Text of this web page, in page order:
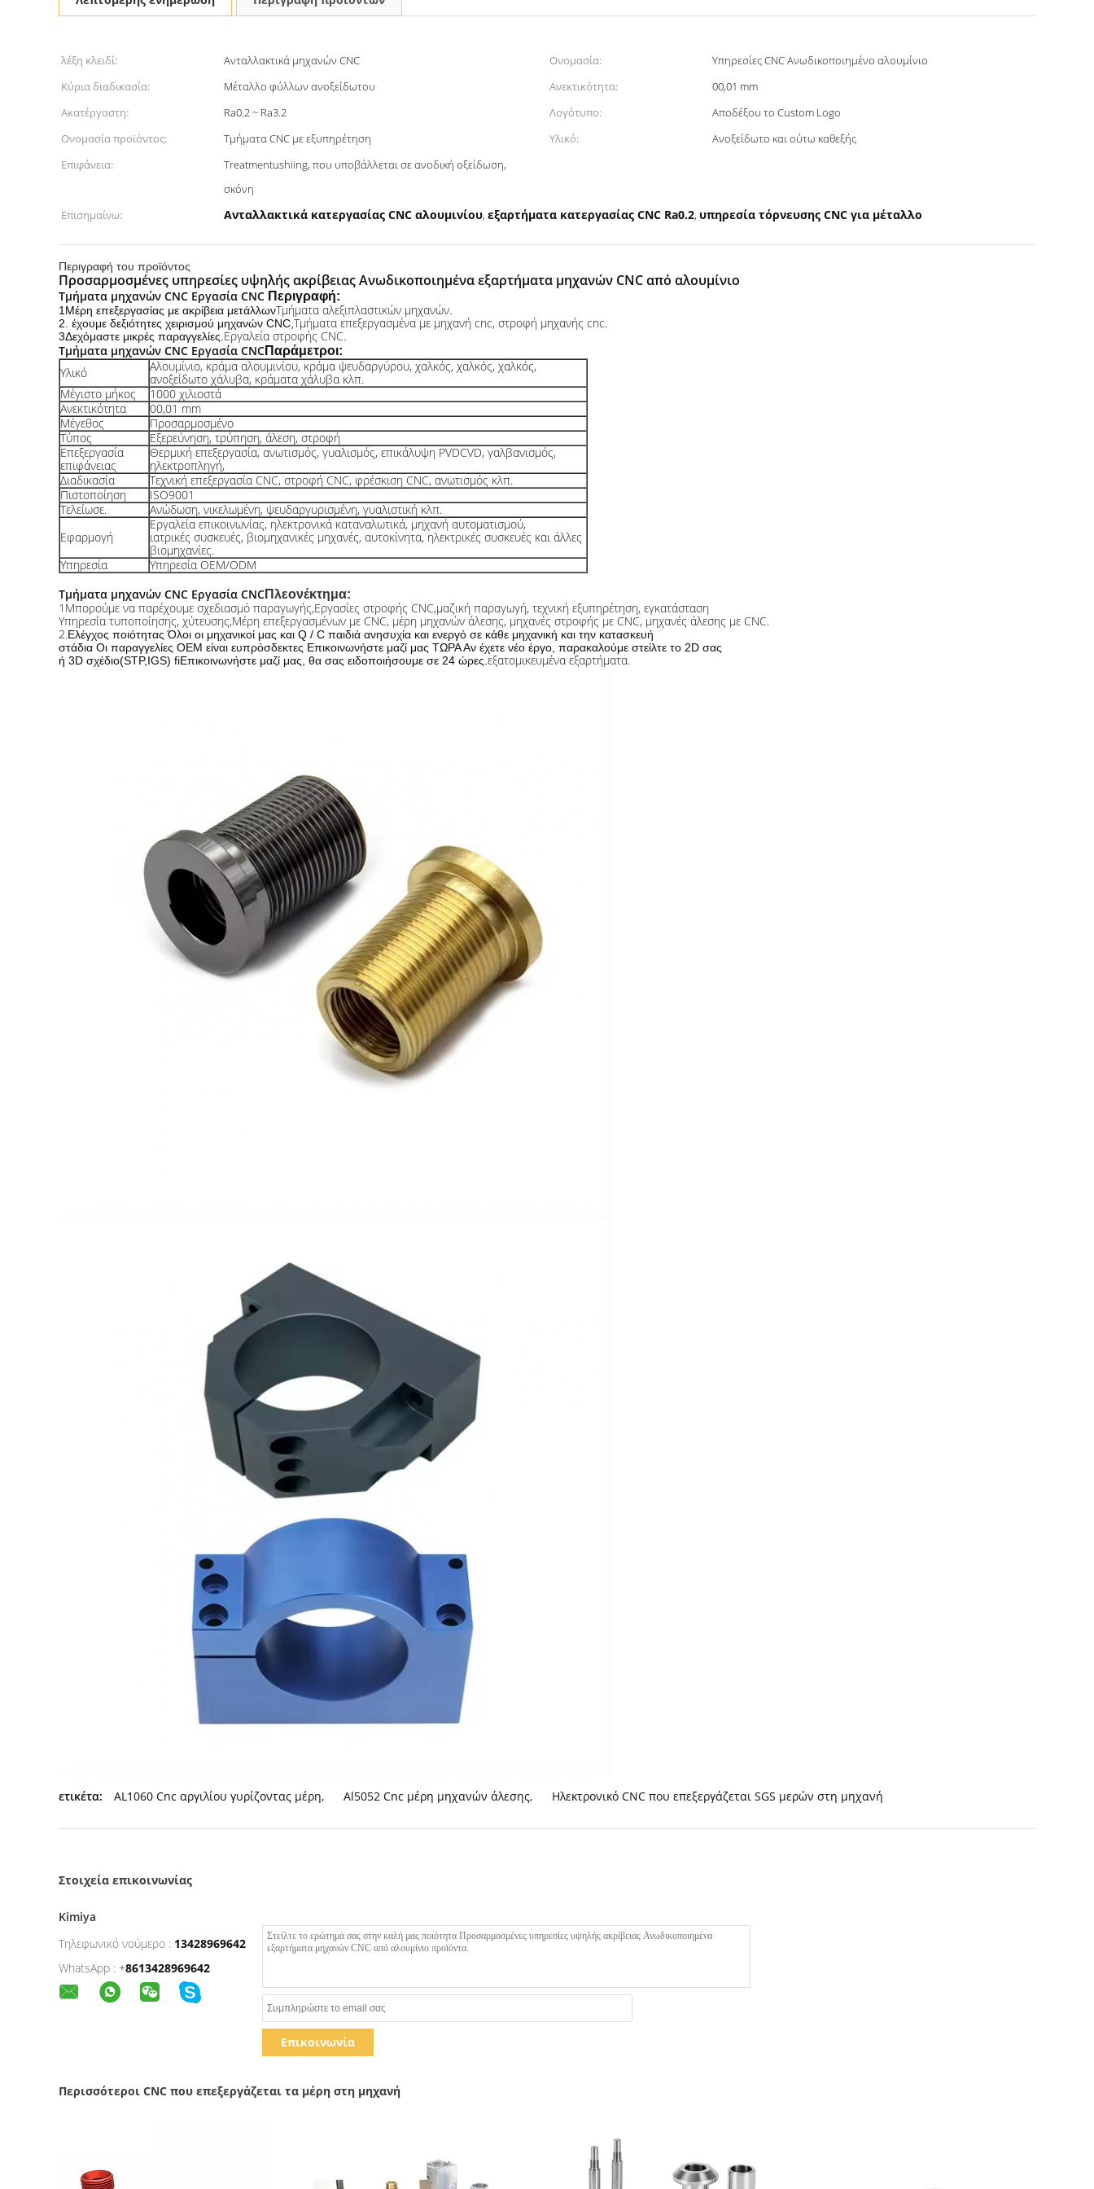
λέξη κλειδί: Ανταλλακτικά μηχανών CNC Ονομασία:
Υπηρεσίες CNC Ανωδικοποιημένο αλουμίνιο
Κύρια διαδικασία:
Μέταλλο φύλλων ανοξείδωτου Ανεκτικότητα:
00,01 mm
Ακατέργαστη:
Ra0.2 ~ Ra3.2 Λογότυπο:
Αποδέξου το Custom Logo
Ονομασία προϊόντος:
Τμήματα CNC με εξυπηρέτηση Υλικό:
Ανοξείδωτο και ούτω καθεξής
Επιφάνεια:
Treatmentushiing, που υποβάλλεται σε ανοδική οξείδωση,
σκόνη
Επισημαίνω:
Ανταλλακτικά κατεργασίας CNC αλουμινίου, εξαρτήματα κατεργασίας CNC Ra0.2, υπηρεσία τόρνευσης CNC για μέταλλο
Περιγραφή του προϊόντος
Προσαρμοσμένες υπηρεσίες υψηλής ακρίβειας Ανωδικοποιημένα εξαρτήματα μηχανών CNC από αλουμίνιο
Τμήματα μηχανών CNC Εργασία CNC Περιγραφή:
1Μέρη επεξεργασίας με ακρίβεια μετάλλωνΤμήματα αλεξιπλαστικών μηχανών
2. έχουμε δεξιότητες χειρισμού μηχανών CNC, Τμήματα επεξεργασμένα με μηχανή cnc, στροφή μηχανής cnc
3Δεχόμαστε μικρές παραγγελίες. Εργαλεία στροφής CNC
Τμήματα μηχανών CNC Εργασία CNCΠαράμετροι:
Υλικό
Αλουμίνιο, κράμα αλουμινίου, κράμα ψευδαργύρου, χαλκός, χαλκός, χαλκός,
ανοξείδωτο χάλυβα, κράματα χάλυβα κλπ.
Μέγιστο μήκος
1000 χιλιοστά
Ανεκτικότητα
00,01 mm
Μέγεθος
Προσαρμοσμένο
Τύπος
Εξερεύνηση, τρύπηση, άλεση, στροφή
Επεξεργασία
επιφάνειας
Θερμική επεξεργασία, ανωτισμός, γυαλισμός, επικάλυψη PVDCVD, γαλβανισμός,
ηλεκτροπληγή,
Διαδικασία
Τεχνική επεξεργασία CNC, στροφή CNC, φρέσκιση CNC, ανωτισμός κλπ.
Πιστοποίηση
ISO9001
Τελείωσε.
Ανώδωση, νικελωμένη, ψευδαργυρισμένη, γυαλιστική κλπ.
Εφαρμογή
Εργαλεία επικοινωνίας, ηλεκτρονικά καταναλωτικά, μηχανή αυτοματισμού,
ιατρικές συσκευές, βιομηχανικές μηχανές, αυτοκίνητα, ηλεκτρικές συσκευές και άλλες
βιομηχανίες.
Υπηρεσία
Υπηρεσία OEM/ODM
Τμήματα μηχανών CNC Εργασία CNCΠλεονέκτημα:
1Μπορούμε να παρέχουμε σχεδιασμό παραγωγής,Εργασίες στροφής CNC,μαζική παραγωγή, τεχνική εξυπηρέτηση, εγκατάσταση
Υπηρεσία τυποποίησης, χύτευσης,Μέρη επεξεργασμένων με CNC, μέρη μηχανών άλεσης, μηχανές στροφής με CNC, μηχανές άλεσης με CNC.
2.Ελέγχος ποιότητας Όλοι οι μηχανικοί μας και Q / C παιδιά ανησυχία και ενεργό σε κάθε μηχανική και την κατασκευή
στάδια Οι παραγγελίες OEM είναι ευπρόσδεκτες Επικοινωνήστε μαζί μας ΤΩΡΑ Αν έχετε νέο έργο, παρακαλούμε στείλτε το 2D σας
ή 3D σχέδιο(STP,IGS) fiΕπικοινωνήστε μαζί μας, θα σας ειδοποιήσουμε σε 24 ώρες. εξατομικευμένα εξαρτήματα.
ετικέτα: AL1060 Cnc αργιλίου γυρίζοντας μέρη, Al5052 Cnc μέρη μηχανών άλεσης, Ηλεκτρονικό CNC που επεξεργάζεται SGS μερών στη μηχανή
Στοιχεία επικοινωνίας
Kimiya
Τηλεφωνικό νούμερο : 13428969642
WhatsApp : +8613428969642
Επικοινωνία
Περισσότεροι CNC που επεξεργάζεται τα μέρη στη μηχανή